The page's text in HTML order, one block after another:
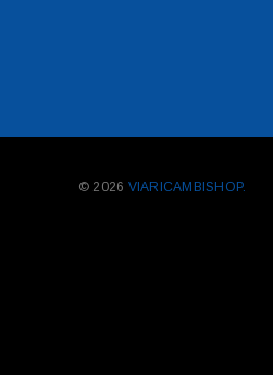
© 2026 VIARICAMBISHOP.